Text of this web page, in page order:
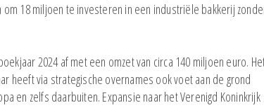
18 miljoen te investeren in een industriële bakkerij
2024 af met een omzet van circa 140 miljoen euro.
via strategische overnames ook voet aan de grond
en zelfs daarbuiten. Expansie naar het Verenigd Koninkrijk
Lay's uitgeroepen tot Merk van
EFMI-studie naar prijspromoties
en spaaracties
EFMI-rapport
EFMI-studie
en spaaracties